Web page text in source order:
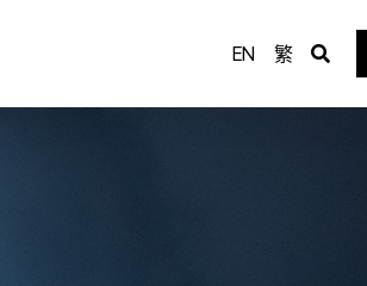
EN 繁